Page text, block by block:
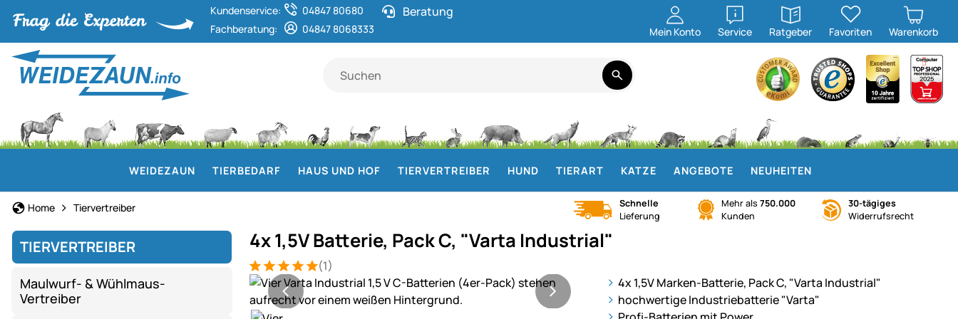
Kundenservice:
04847 80680
Fachberatung:
04847 8068333
Beratung
Mein Konto Service
öffnen
Ratgeber
öffnen
Favoriten Warenkorb
WEIDEZAUN TIERBEDARF HAUS UND HOF TIERVERTREIBER HUND TIERART KATZE ANGEBOTE NEUHEITEN
Home Tiervertreiber
Schnelle
Lieferung
Mehr als 750.000
Kunden
30-tägiges
Widerrufsrecht
TIERVERTREIBER
Maulwurf- & Wühlmaus-
Vertreiber
4x 1,5V Batterie, Pack C, "Varta Industrial"
Bewertung: 5 von 5 (1 Bewertungen)
1 Bewertung (1)
Produktgalerie
4x 1,5V Marken-Batterie, Pack C, "Varta Industrial"
hochwertige Industriebatterie "Varta"